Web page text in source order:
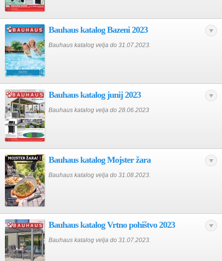
Bauhaus katalog Bazeni 2023
Bauhaus katalog velja do 31.07.2023.
Bauhaus katalog junij 2023
Bauhaus katalog velja do 28.06.2023
Bauhaus katalog Mojster žara
Bauhaus katalog velja do 31.08.2023.
Bauhaus katalog Vrtno pohištvo 2023
Bauhaus katalog velja do 31.07.2023.